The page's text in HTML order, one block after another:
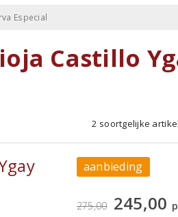
Especial
Castillo
2 soortgelijke
aanbieding
275,00 245,00